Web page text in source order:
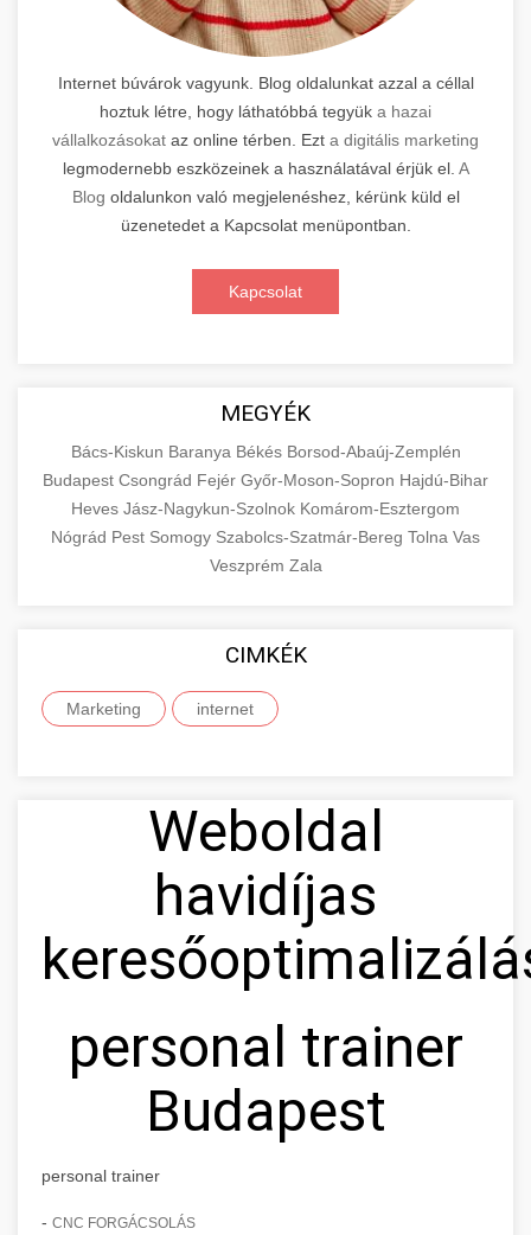
Internet búvárok vagyunk. Blog oldalunkat azzal a céllal
hoztuk létre, hogy láthatóbbá tegyük a hazai
vállalkozásokat az online térben. Ezt a digitális marketing
legmodernebb eszközeinek a használatával érjük el. A
Blog oldalunkon való megjelenéshez, kérünk küld el
üzenetedet a Kapcsolat menüpontban.
Kapcsolat
MEGYÉK
Bács-Kiskun Baranya Békés Borsod-Abaúj-Zemplén
Budapest Csongrád Fejér Győr-Moson-Sopron Hajdú-Bihar
Heves Jász-Nagykun-Szolnok Komárom-Esztergom
Nógrád Pest Somogy Szabolcs-Szatmár-Bereg Tolna Vas
Veszprém Zala
CIMKÉK
Marketing internet
Weboldal
havidíjas
personal trainer
Budapest
personal trainer
- CNC FORGÁCSOLÁS